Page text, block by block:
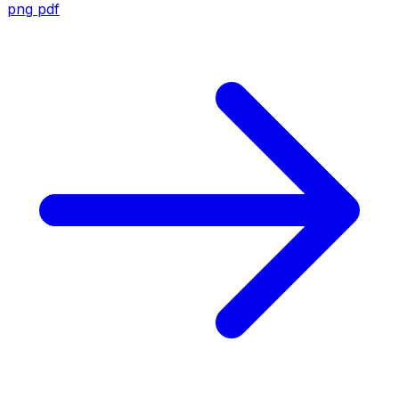
png pdf